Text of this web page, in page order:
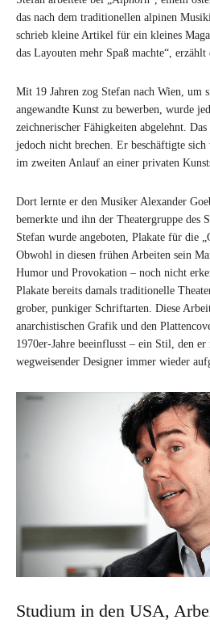
das nach dem traditionellen alpinen
schrieb kleine Artikel für ein kleines
das Layouten mehr Spaß machte“, erzählt
Mit 19 Jahren zog Stefan nach Wien, um
angewandte Kunst zu bewerben, wurde
zeichnerischer Fähigkeiten abgelehnt.
jedoch nicht brechen. Er beschäftigte
im zweiten Anlauf an einer privaten
Dort lernte er den Musiker Alexander
bemerkte und ihn der Theatergruppe des
Stefan wurde angeboten, Plakate für die
Obwohl in diesen frühen Arbeiten sein
Humor und Provokation – noch nicht
Plakate bereits damals traditionelle
grober, punkiger Schriftarten. Diese
anarchistischen Grafik und den
1970er-Jahre beeinflusst – ein Stil, den
wegweisender Designer immer wieder
Studium in den USA,